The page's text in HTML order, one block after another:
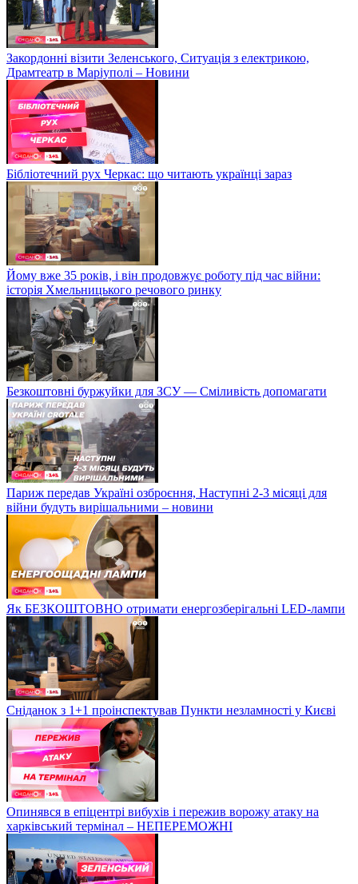
Закордонні візити Зеленського, Ситуація з електрикою,
Драмтеатр в Маріуполі – Новини
Бібліотечний рух Черкас: що читають українці зараз
Йому вже 35 років, і він продовжує роботу під час війни:
історія Хмельницького речового ринку
Безкоштовні буржуйки для ЗСУ — Сміливість допомагати
Париж передав Україні озброєння, Наступні 2-3 місяці для
війни будуть вирішальними – новини
Як БЕЗКОШТОВНО отримати енергозберігальні LED-лампи
Сніданок з 1+1 проінспектував Пункти незламності у Києві
Опинявся в епіцентрі вибухів і пережив ворожу атаку на
харківський термінал – НЕПЕРЕМОЖНІ